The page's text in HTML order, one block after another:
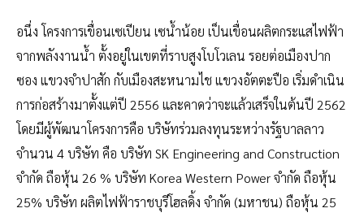
อนึ่ง โครงการเขื่อนเซเปียน เซน้ำน้อย เป็นเขื่อนผลิตกระแสไฟฟ้า
จากพลังงานน้ำ ตั้งอยู่ในเขตที่ราบสูงโบโวเลน รอยต่อเมืองปาก
ซอง แขวงจำปาสัก กับเมืองสะหนามไช แขวงอัตตะปือ เริ่มดำเนิน
การก่อสร้างมาตั้งแต่ปี 2556 และคาดว่าจะแล้วเสร็จในต้นปี 2562
โดยมีผู้พัฒนาโครงการคือ บริษัทร่วมลงทุนระหว่างรัฐบาลลาว
จำนวน 4 บริษัท คือ บริษัท SK Engineering and Construction
จำกัด ถือหุ้น 26 % บริษัท Korea Western Power จำกัด ถือหุ้น
25% บริษัท ผลิตไฟฟ้าราชบุรีโฮลดิ้ง จำกัด (มหาชน) ถือหุ้น 25